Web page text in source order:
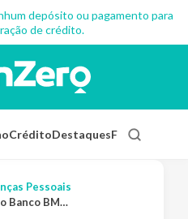
depósito ou pagamento para
de crédito.
CréditoDestaquesFinanças
Pessoais
BMG?